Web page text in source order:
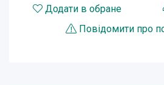
Додати в обране
Повідомити про